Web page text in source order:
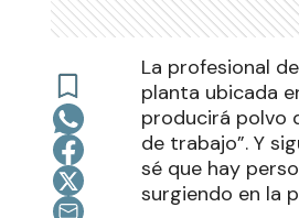
La profesional
planta ubicada
producirá polvo
de trabajo”. Y
sé que hay
surgiendo en la